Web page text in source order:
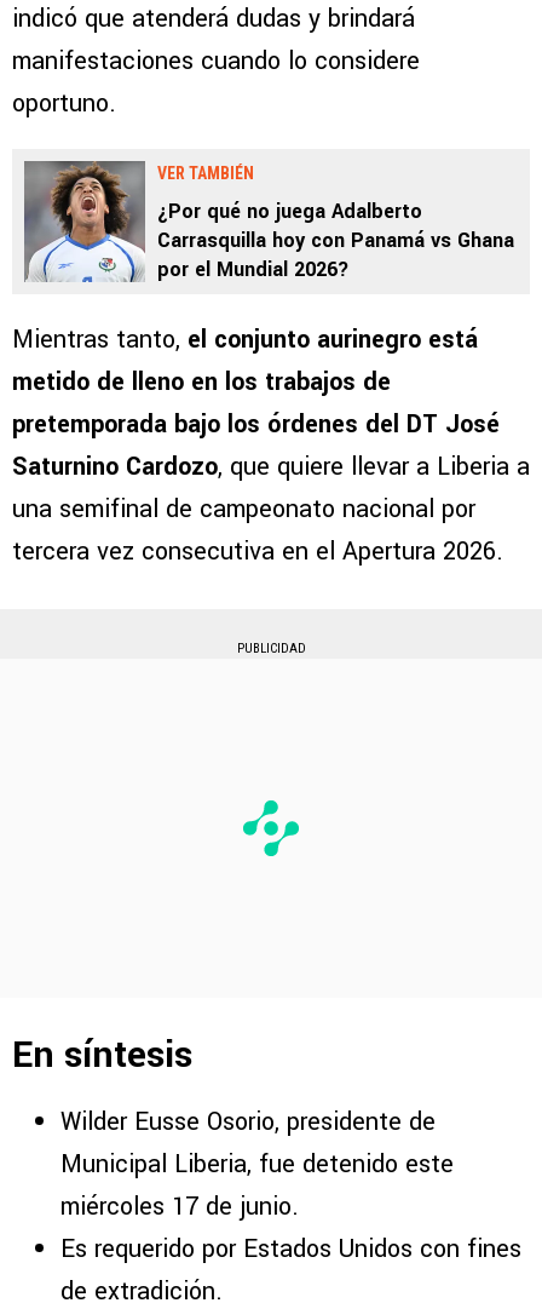
indicó que atenderá dudas y brindará
manifestaciones cuando lo considere
oportuno.
VER TAMBIÉN
¿Por qué no juega Adalberto
Carrasquilla hoy con Panamá vs Ghana
por el Mundial 2026?
Mientras tanto, el conjunto aurinegro está
metido de lleno en los trabajos de
pretemporada bajo los órdenes del DT José
Saturnino Cardozo, que quiere llevar a Liberia a
una semifinal de campeonato nacional por
tercera vez consecutiva en el Apertura 2026.
PUBLICIDAD
En síntesis
Wilder Eusse Osorio, presidente de
Municipal Liberia, fue detenido este
miércoles 17 de junio.
Es requerido por Estados Unidos con fines
de extradición.